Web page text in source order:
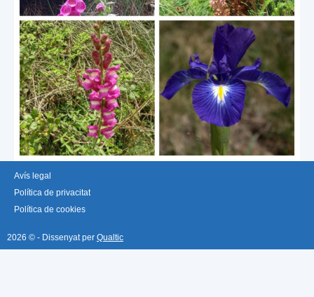
Avís legal
Política de privacitat
Política de cookies
2026 © - Dissenyat per Qualtic